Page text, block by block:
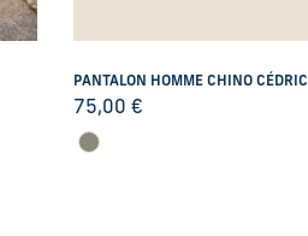
PANTALON HOMME CHINO CÉDRIC
75,00 €